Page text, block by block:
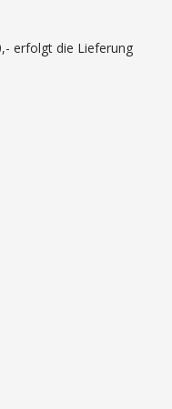
erfolgt die Lieferung